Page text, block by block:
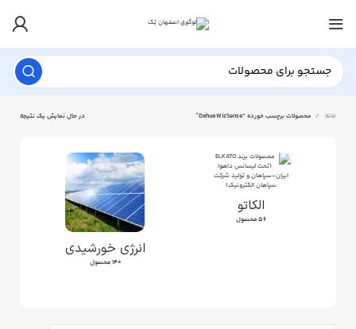
خانه محصولات برچسب خورده “Dahua WizSense” در حال نمایش یک نتیجه
الکاتو
56 محصول
انرژی خورشیدی
140 محصول